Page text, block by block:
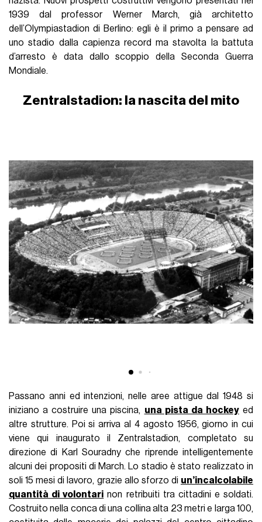
1939 dal professor Werner March, già architetto
dell’Olympiastadion di Berlino: egli è il primo a pensare ad
uno stadio dalla capienza record ma stavolta la battuta
d’arresto è data dallo scoppio della Seconda Guerra
Mondiale.
Zentralstadion: la nascita del mito
Passano anni ed intenzioni, nelle aree attigue dal 1948 si
iniziano a costruire una piscina, una pista da hockeyed
altre strutture. Poi si arriva al 4 agosto 1956, giorno in cui
viene qui inaugurato il Zentralstadion, completato su
direzione di Karl Souradny che riprende intelligentemente
alcuni dei propositi di March. Lo stadio è stato realizzato in
soli 15 mesi di lavoro, grazie allo sforzo di un’incalcolabile
quantità di volontari non retribuiti tra cittadini e soldati.
Costruito nella conca di una collina alta 23 metri e larga 100,